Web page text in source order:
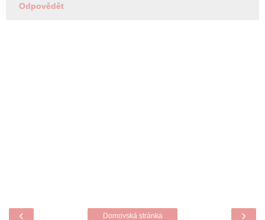
Odpovědět
‹ ›
Domovská stránka